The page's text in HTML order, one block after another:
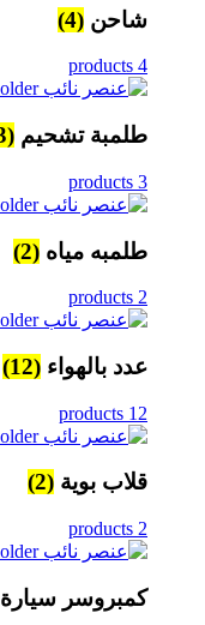
شاحن (4)
4 products
طلمبة تشحيم (3)
3 products
طلمبه مياه (2)
2 products
عدد بالهواء (12)
12 products
قلاب بوية (2)
2 products
كمبروسر سيارة